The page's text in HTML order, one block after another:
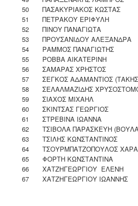
50
ΠΑΣΑΚΥΡΙΑΚΟΣ ΚΩΣΤΑΣ
51
ΠΕΤΡΑΚΟΥ ΕΡΙΦΥΛΗ
52
ΠΙΝΟΥ ΠΑΝΑΓΙΩΤΑ
53
ΠΡΟΥΣΑΝΙΔΟΥ ΑΛΕΞΑΝΔΡΑ
54
ΡΑΜΜΟΣ ΠΑΝΑΓΙΩΤΗΣ
55
ΡΟΒΒΑ ΑΙΚΑΤΕΡΙΝΗ
56
ΣΑΜΑΡΑΣ ΧΡΗΣΤΟΣ
57
ΣΕΓΚΟΣ ΑΔΑΜΑΝΤΙΟΣ
58
ΣΕΛΑΛΜΑΖΙΔΗΣ
59
ΣΙΑΧΟΣ ΜΙΧΑΗΛ
60
ΣΚΙΝΤΣΑΣ ΓΕΩΡΓΙΟΣ
61
ΣΤΡΕΒΙΝΑ ΙΩΑΝΝΑ
62
ΤΣΙΒΟΛΑ ΠΑΡΑΣΚΕΥΗ
63
ΤΣΙΛΗΣ ΚΩΝΣΤΑΝΤΙΝΟΣ
64
ΤΣΟΥΡΜΠΑΤΖΟΠΟΥΛΟΣ
65
ΦΟΡΤΗ ΚΩΝΣΤΑΝΤΙΝΑ
66
ΧΑΤΖΗΓΕΩΡΓΙΟΥ ΕΛΕΝΗ
67
ΧΑΤΖΗΓΕΩΡΓΙΟΥ ΙΩΑΝΝΗΣ